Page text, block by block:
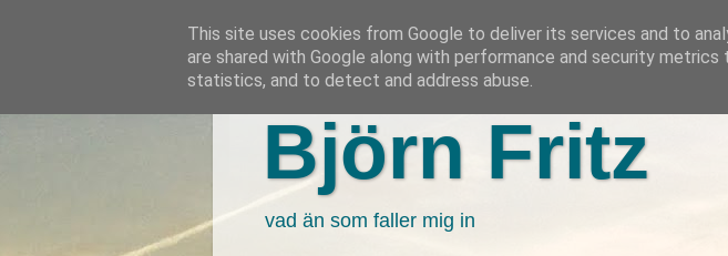
Björn Fritz
vad än som faller mig in
This site uses cookies from Google to deliver its services and to
are shared with Google along with performance and security
statistics, and to detect and address abuse.